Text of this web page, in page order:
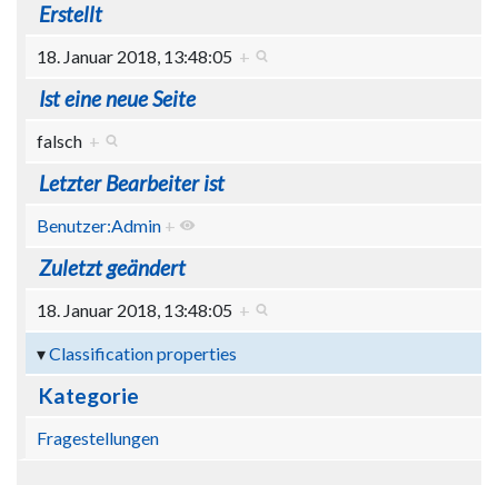
Erstellt
18. Januar 2018, 13:48:05 +
Ist eine neue Seite
falsch +
Letzter Bearbeiter ist
Benutzer:Admin +
Zuletzt geändert
18. Januar 2018, 13:48:05 +
Classification properties
Kategorie
Fragestellungen